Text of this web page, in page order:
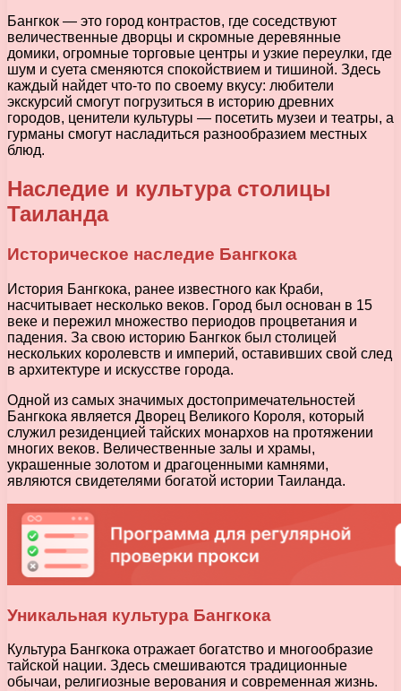
Бангкок — это город контрастов, где соседствуют
величественные дворцы и скромные деревянные
домики, огромные торговые центры и узкие переулки, где
шум и суета сменяются спокойствием и тишиной. Здесь
каждый найдет что-то по своему вкусу: любители
экскурсий смогут погрузиться в историю древних
городов, ценители культуры — посетить музеи и театры, а
гурманы смогут насладиться разнообразием местных
блюд.
Наследие и культура столицы
Таиланда
Историческое наследие Бангкока
История Бангкока, ранее известного как Краби,
насчитывает несколько веков. Город был основан в 15
веке и пережил множество периодов процветания и
падения. За свою историю Бангкок был столицей
нескольких королевств и империй, оставивших свой след
в архитектуре и искусстве города.
Одной из самых значимых достопримечательностей
Бангкока является Дворец Великого Короля, который
служил резиденцией тайских монархов на протяжении
многих веков. Величественные залы и храмы,
украшенные золотом и драгоценными камнями,
являются свидетелями богатой истории Таиланда.
Уникальная культура Бангкока
Культура Бангкока отражает богатство и многообразие
тайской нации. Здесь смешиваются традиционные
обычаи, религиозные верования и современная жизнь.